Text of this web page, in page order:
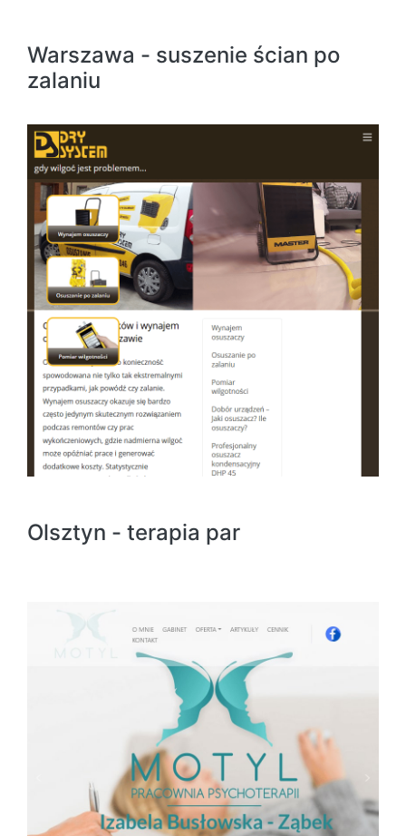
Warszawa - suszenie ścian po
zalaniu
Olsztyn - terapia par